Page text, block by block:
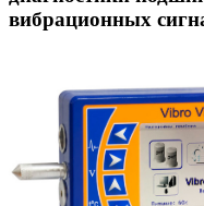
вибрационных